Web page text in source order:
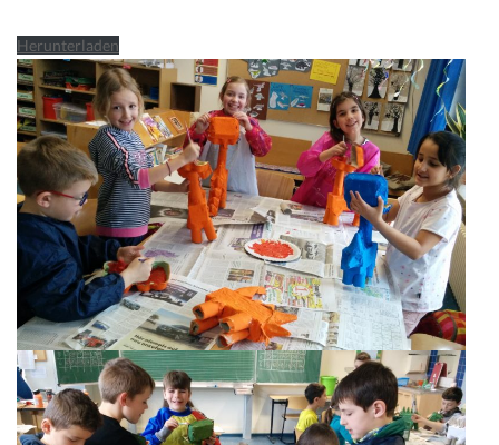
Herunterladen